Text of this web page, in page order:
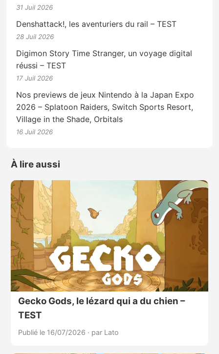
31 Juil 2026
Denshattack!, les aventuriers du rail – TEST
28 Juil 2026
Digimon Story Time Stranger, un voyage digital
réussi – TEST
17 Juil 2026
Nos previews de jeux Nintendo à la Japan Expo
2026 – Splatoon Raiders, Switch Sports Resort,
Village in the Shade, Orbitals
16 Juil 2026
À lire aussi
Gecko Gods, le lézard qui a du chien –
TEST
Publié le 16/07/2026 · par Lato